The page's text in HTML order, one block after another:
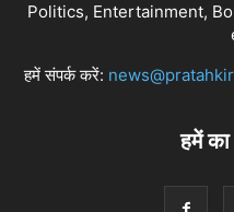
Politics, Entertainment,
हमें संपर्क करें:
हमें